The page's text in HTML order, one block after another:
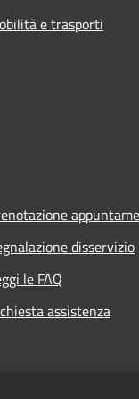
e trasporti
disservizio
le FAQ
assistenza